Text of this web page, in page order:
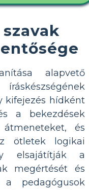
alapvető
kifejezés hídként
a bekezdések
és
ötletek logikai
elsajátítják a
megértését és
a pedagógusok